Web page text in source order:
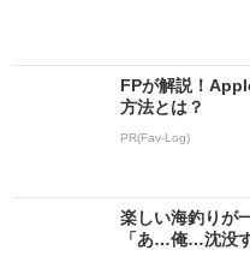
FPが解説！
方法とは？
PR(Fav-Log)
楽しい海釣りが
「あ…俺…沈没